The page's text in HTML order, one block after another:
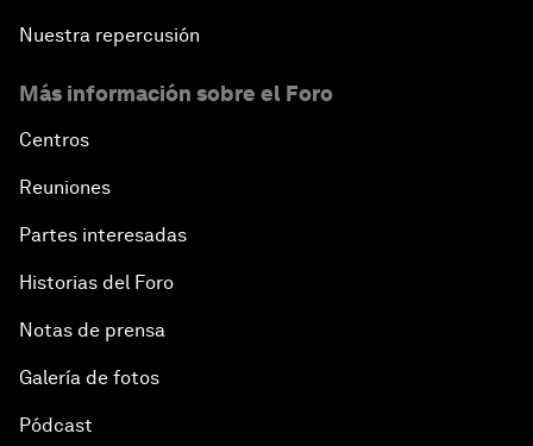
Nuestra repercusión
Más información sobre el Foro
Centros
Reuniones
Partes interesadas
Historias del Foro
Notas de prensa
Galería de fotos
Pódcast